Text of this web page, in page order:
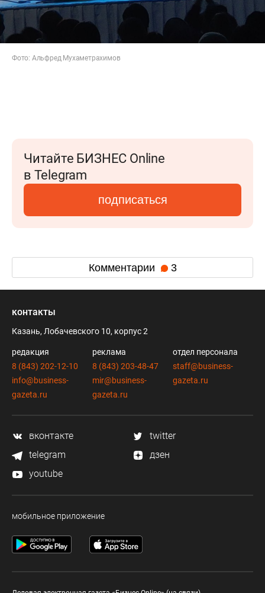
Фото: Альфред Мухаметрахимов
Читайте БИЗНЕС Online
в Telegram
подписаться
Комментарии 3
контакты
Казань, Лобачевского 10, корпус 2
редакция
8 (843) 202-12-10
info@business-
gazeta.ru
реклама
8 (843) 203-48-47
mir@business-
gazeta.ru
отдел персонала
staff@business-
gazeta.ru
вконтакте
twitter
telegram
дзен
youtube
мобильное приложение